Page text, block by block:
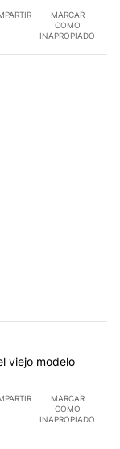
MARCAR
COMO
INAPROPIADO
viejo modelo
MARCAR
COMO
INAPROPIADO